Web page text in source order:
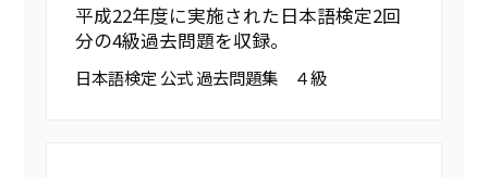
平成22年度に実施された日本語検定2回
分の4級過去問題を収録。
日本語検定 公式 過去問題集 ４級